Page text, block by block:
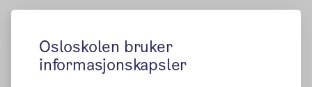
Osloskolen bruker
informasjonskapsler
Publisert: 11.11.2019 Endret: